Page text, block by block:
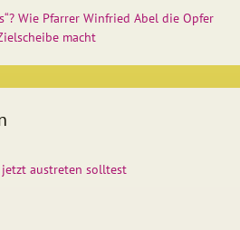
Wie Pfarrer Winfried Abel die Opfer
macht
austreten solltest